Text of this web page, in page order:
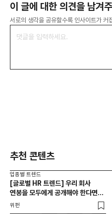
이 글에 대한 의견을 남겨
서로의 생각을 공유할수록 인사이트가 커
추천 콘텐츠
업종별 트렌드
[글로벌 HR 트렌드] 우리 회사
연봉을 모두에게 공개해야 한다면? |
급여 투명성 법, 해외 사례, 연봉
위펀